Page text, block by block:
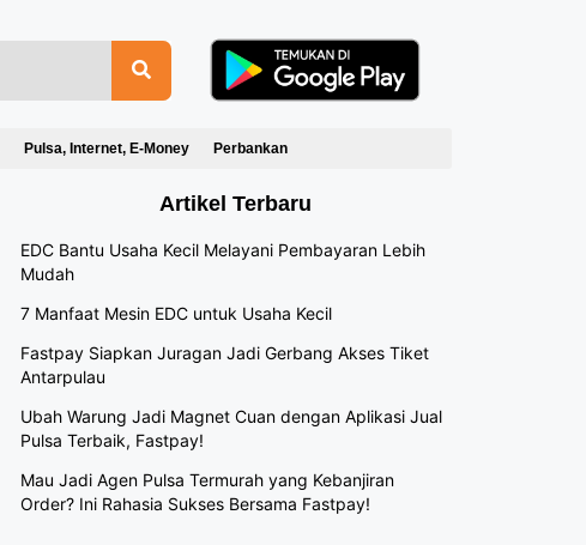
Pulsa, Internet, E-Money Perbankan
Artikel Terbaru
EDC Bantu Usaha Kecil Melayani Pembayaran Lebih
Mudah
7 Manfaat Mesin EDC untuk Usaha Kecil
Fastpay Siapkan Juragan Jadi Gerbang Akses Tiket
Antarpulau
Ubah Warung Jadi Magnet Cuan dengan Aplikasi Jual
Pulsa Terbaik, Fastpay!
Mau Jadi Agen Pulsa Termurah yang Kebanjiran
Order? Ini Rahasia Sukses Bersama Fastpay!